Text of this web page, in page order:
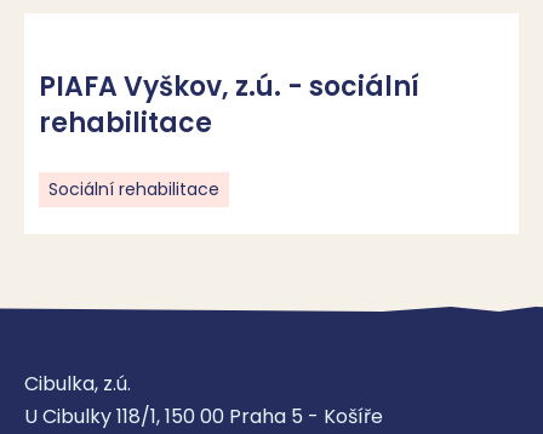
PIAFA Vyškov, z.ú. - sociální
rehabilitace
Sociální rehabilitace
Cibulka, z.ú.
U Cibulky 118/1, 150 00 Praha 5 - Košíře